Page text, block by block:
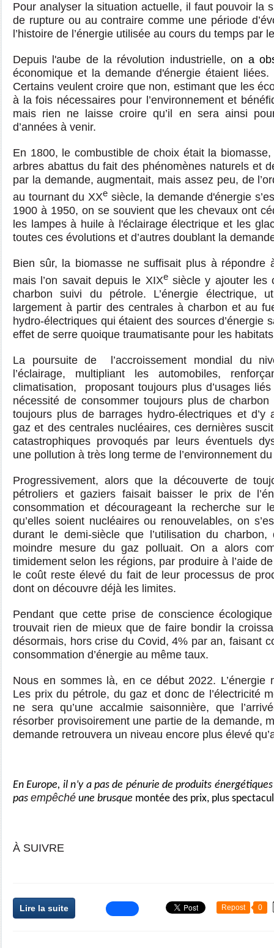
Pour analyser la situation actuelle, il faut pouvoir la
de rupture ou au contraire comme une période
l’histoire de l’énergie utilisée au cours du temps par
Depuis l'aube de la révolution industrielle, on a
économique et la demande d'énergie étaient
Certains veulent croire que non, estimant que les
à la fois nécessaires pour l’environnement et
mais rien ne laisse croire qu’il en sera ainsi
d’années à venir.
En 1800, le combustible de choix était la
arbres abattus du fait des phénomènes naturels et
par la demande, augmentait, mais assez peu, de
au tournant du XXesiècle, la demande d'énergie
1900 à 1950, on se souvient que les chevaux ont
les lampes à huile à l'éclairage électrique et les
toutes ces évolutions et d’autres doublant la
Bien sûr, la biomasse ne suffisait plus à répondre
mais l’on savait depuis le XIXesiècle y ajouter les
charbon suivi du pétrole. L’énergie électrique,
largement à partir des centrales à charbon et au
hydro-électriques qui étaient des sources d’énergie
effet de serre quoique traumatisante pour les
La poursuite de l’accroissement mondial du
l’éclairage, multipliant les automobiles,
climatisation, proposant toujours plus d’usages
nécessité de consommer toujours plus de charbon
toujours plus de barrages hydro-électriques et d’y
gaz et des centrales nucléaires, ces dernières
catastrophiques provoqués par leurs éventuels
une pollution à très long terme de l’environnement
Progressivement, alors que la découverte de
pétroliers et gaziers faisait baisser le prix de
consommation et décourageant la recherche sur
qu’elles soient nucléaires ou renouvelables, on
durant le demi-siècle que l’utilisation du
moindre mesure du gaz polluait. On a alors
timidement selon les régions, par produire à l’aide
le coût reste élevé du fait de leur processus de
dont on découvre déjà les limites.
Pendant que cette prise de conscience
trouvait rien de mieux que de faire bondir la
désormais, hors crise du Covid, 4% par an, faisant
consommation d’énergie au même taux.
Nous en sommes là, en ce début 2022. L’énergie
Les prix du pétrole, du gaz et donc de l’électricité
ne sera qu’une accalmie saisonnière, que
résorber provisoirement une partie de la demande,
demande retrouvera un niveau encore plus élevé
En Europe, il n’y a pas de pénurie de produits
pas empêché une brusque montée des prix, plus
À SUIVRE
Lire la suite Repost 0